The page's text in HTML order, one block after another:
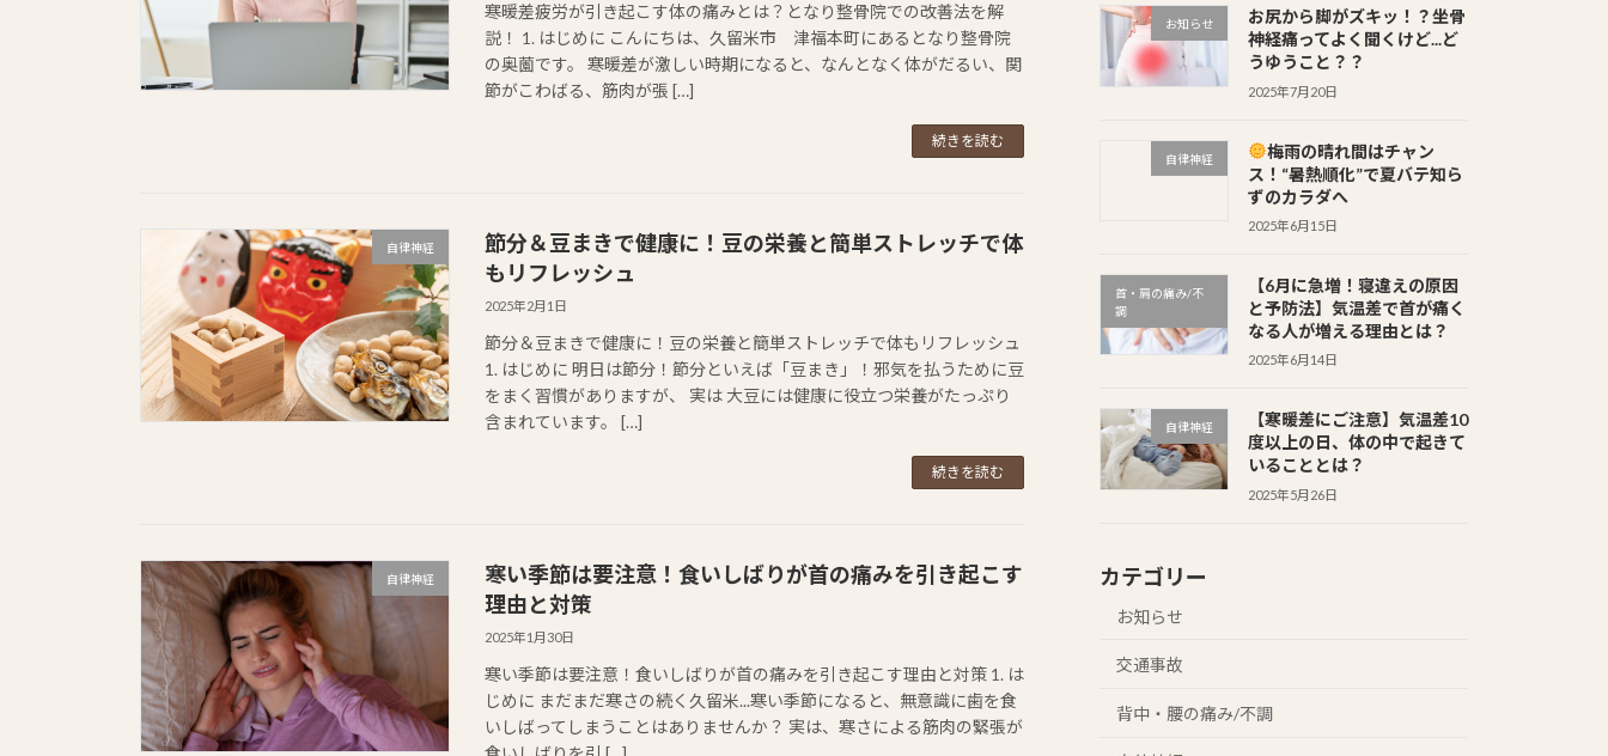
寒暖差疲労が引き起こす体の痛みとは？となり整骨院での改善法を解
説！ 1. はじめに こんにちは、久留米市 津福本町にあるとなり整骨院
の奥薗です。 寒暖差が激しい時期になると、なんとなく体がだるい、関
節がこわばる、筋肉が張 […]
続きを読む
自律神経
節分＆豆まきで健康に！豆の栄養と簡単ストレッチで体
もリフレッシュ
2025年2月1日
節分＆豆まきで健康に！豆の栄養と簡単ストレッチで体もリフレッシュ
1. はじめに 明日は節分！節分といえば「豆まき」！邪気を払うために豆
をまく習慣がありますが、 実は 大豆には健康に役立つ栄養がたっぷり
含まれています。 […]
続きを読む
自律神経
寒い季節は要注意！食いしばりが首の痛みを引き起こす
理由と対策
2025年1月30日
寒い季節は要注意！食いしばりが首の痛みを引き起こす理由と対策 1. は
じめに まだまだ寒さの続く久留米...寒い季節になると、無意識に歯を食
いしばってしまうことはありませんか？ 実は、寒さによる筋肉の緊張が
お知らせ
お尻から脚がズキッ！？坐骨
神経痛ってよく聞くけど...ど
うゆうこと？？
2025年7月20日
自律神経
梅雨の晴れ間はチャン
ス！“暑熱順化”で夏バテ知ら
ずのカラダへ
2025年6月15日
首・肩の痛み/不
調
【6月に急増！寝違えの原因
と予防法】気温差で首が痛く
なる人が増える理由とは？
2025年6月14日
自律神経
【寒暖差にご注意】気温差10
度以上の日、体の中で起きて
いることとは？
2025年5月26日
カテゴリー
お知らせ
交通事故
背中・腰の痛み/不調